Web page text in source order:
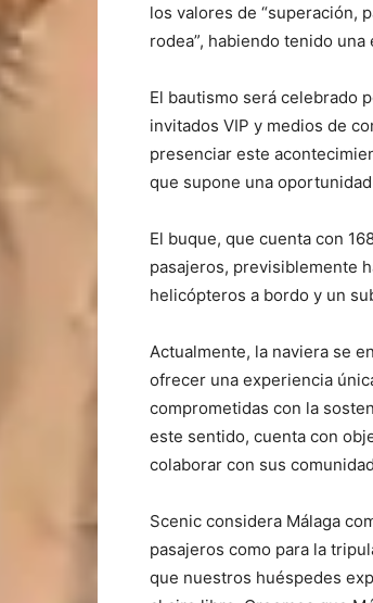
los valores de “superación,
rodea”, habiendo tenido
El bautismo será celebrado
invitados VIP y medios de
presenciar este
que supone una
El buque, que cuenta con
pasajeros, previsiblemente
helicópteros a bordo y un
Actualmente, la naviera se
ofrecer una experiencia
comprometidas con la
este sentido, cuenta con
colaborar con sus
Scenic considera Málaga
pasajeros como para la
que nuestros huéspedes